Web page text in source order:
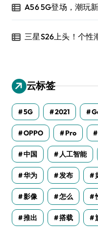
A56 5G登场，潮玩
三星S26上头！个性
云标签
5G 2021
OPPO Pro
中国 人工智能
华为 发布
影像 怎么
推出 搭载